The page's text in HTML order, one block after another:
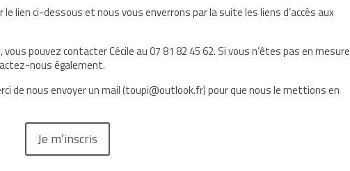
lien ci-dessous et nous vous enverrons par la suite les liens d’accès aux
pouvez contacter Cécile au 07 81 82 45 62. Si vous n’êtes pas en mesure
nous également.
de nous envoyer un mail (toupi@outlook.fr) pour que nous le mettions en
Je m’inscris